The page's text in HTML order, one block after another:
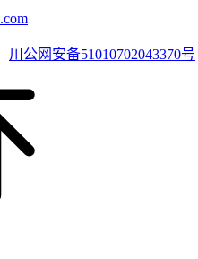
| 川公网安备51010702043370号